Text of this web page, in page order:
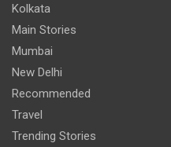
Kolkata
Main Stories
Mumbai
New Delhi
Recommended
Travel
Trending Stories